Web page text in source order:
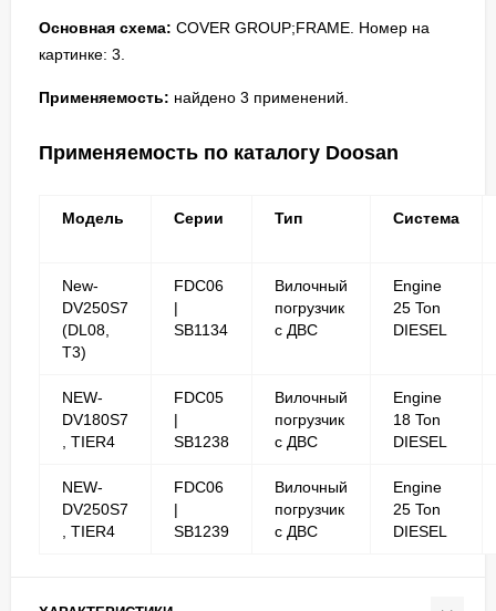
Основная схема: COVER GROUP;FRAME. Номер на
картинке: 3.
Применяемость: найдено 3 применений.
Применяемость по каталогу Doosan
Модель Серии Тип Система
New-
DV250S7
(DL08,
T3)
FDC06
|
SB1134
Вилочный
погрузчик
с ДВС
Engine
25 Ton
DIESEL
NEW-
DV180S7
, TIER4
FDC05
|
SB1238
Вилочный
погрузчик
с ДВС
Engine
18 Ton
DIESEL
NEW-
DV250S7
, TIER4
FDC06
|
SB1239
Вилочный
погрузчик
с ДВС
Engine
25 Ton
DIESEL